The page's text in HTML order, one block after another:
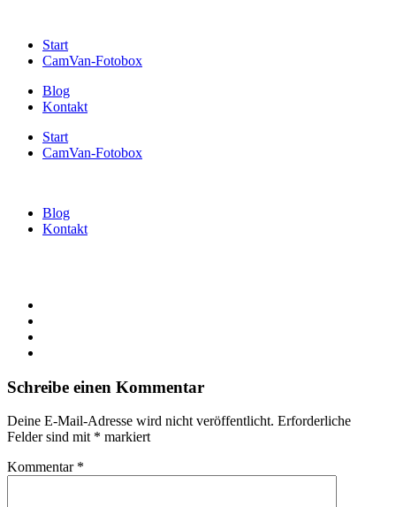
Start
CamVan-Fotobox
Blog
Kontakt
Start
CamVan-Fotobox
Blog
Kontakt
Schreibe einen Kommentar
Deine E-Mail-Adresse wird nicht veröffentlicht. Erforderliche
Felder sind mit * markiert
Kommentar *